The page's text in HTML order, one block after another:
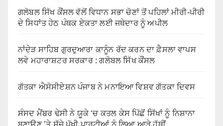
ਗਲੋਬਲ ਸਿੱਖ ਕੌਂਸਲ ਵੱਲੋਂ ਵਿਧਾਨ ਸਭਾ ਚੋਣਾਂ ਤੋਂ ਪਹਿਲਾਂ ਮੀਰੀ-ਪੀਰੀ
ਦੇ ਸਿਧਾਂਤ ਹੇਠ ਪੰਥਕ ਏਕਤਾ ਲਈ ਜਥੇਦਾਰ ਨੂੰ ਅਪੀਲ
ਨਾਂਦੇੜ ਸਾਹਿਬ ਗੁਰਦੁਆਰਾ ਕਾਨੂੰਨ ਰੱਦ ਕਰਨ ਦਾ ਫ਼ੈਸਲਾ ਵਾਪਸ
ਲਵੇ ਮਹਾਰਾਸ਼ਟਰ ਸਰਕਾਰ : ਗਲੋਬਲ ਸਿੱਖ ਕੌਂਸਲ
ਗੱਤਕਾ ਐਸੋਸੀਏਸ਼ਨ ਪੰਜਾਬ ਨੇ ਮਨਾਇਆ ਵਿਸ਼ਵ ਗੱਤਕਾ ਦਿਵਸ
ਸੰਸਦ ਮੈਂਬਰ ਢੇਸੀ ਨੇ ਯੂਕੇ ‘ਚ ਕਤਲ ਕੇਸ ਪਿੱਛੋਂ ਸਿੱਖਾਂ ਨੂੰ ਨਿਸ਼ਾਨਾ
ਬਣਾਉਣ ’ਤੇ ਸੱਜੇ ਪੱਖੀ ਪਾਰਟੀਆਂ ਨੂੰ ਲਿਆ ਆੜੇ ਹੱਥੀਂ